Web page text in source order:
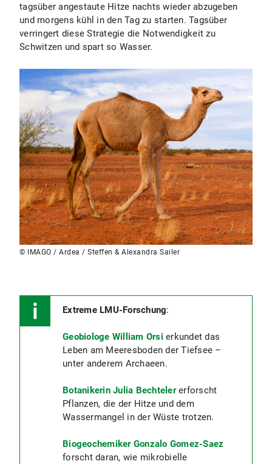
tagsüber angestaute Hitze nachts wieder abzugeben
und morgens kühl in den Tag zu starten. Tagsüber
verringert diese Strategie die Notwendigkeit zu
Schwitzen und spart so Wasser.
© IMAGO / Ardea / Steffen & Alexandra Sailer
Extreme LMU-Forschung:
Geobiologe William Orsi erkundet das
Leben am Meeresboden der Tiefsee –
unter anderem Archaeen.
Botanikerin Julia Bechteler erforscht
Pflanzen, die der Hitze und dem
Wassermangel in der Wüste trotzen.
Biogeochemiker Gonzalo Gomez-Saez
forscht daran, wie mikrobielle